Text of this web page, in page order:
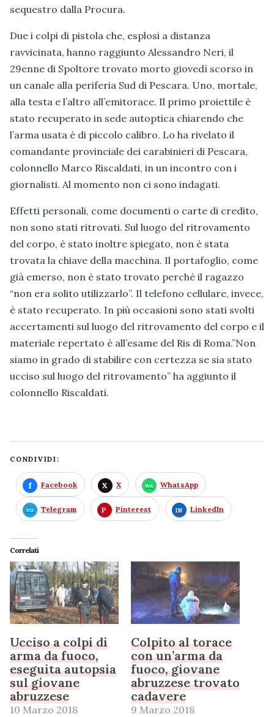
sequestro dalla Procura.
Due i colpi di pistola che, esplosi a distanza
ravvicinata, hanno raggiunto Alessandro Neri, il
29enne di Spoltore trovato morto giovedì scorso in
un canale alla periferia Sud di Pescara. Uno, mortale,
alla testa e l’altro all’emitorace. Il primo proiettile è
stato recuperato in sede autoptica chiarendo che
l’arma usata è di piccolo calibro. Lo ha rivelato il
comandante provinciale dei carabinieri di Pescara,
colonnello Marco Riscaldati, in un incontro con i
giornalisti. Al momento non ci sono indagati.
Effetti personali, come documenti o carte di credito,
non sono stati ritrovati. Sul luogo del ritrovamento
del corpo, è stato inoltre spiegato, non è stata
trovata la chiave della macchina. Il portafoglio, come
già emerso, non è stato trovato perché il ragazzo
“non era solito utilizzarlo”. Il telefono cellulare, invece,
è stato recuperato. In più occasioni sono stati svolti
accertamenti sul luogo del ritrovamento del corpo e il
materiale repertato è all’esame del Ris di Roma.”Non
siamo in grado di stabilire con certezza se sia stato
ucciso sul luogo del ritrovamento” ha aggiunto il
colonnello Riscaldati.
CONDIVIDI:
Facebook X WhatsApp
Telegram Pinterest LinkedIn
Correlati
Ucciso a colpi di
arma da fuoco,
eseguita autopsia
sul giovane
abruzzese
10 Marzo 2018
Colpito al torace
con un’arma da
fuoco, giovane
abruzzese trovato
cadavere
9 Marzo 2018